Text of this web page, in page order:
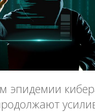
эпидемии